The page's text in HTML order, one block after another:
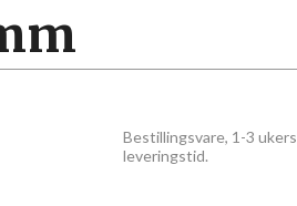
Bestillingsvare, 1-3 ukers
leveringstid.